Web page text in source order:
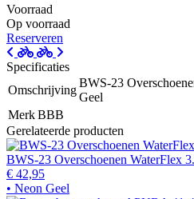
Voorraad
Op voorraad
Reserveren
Specificaties
Omschrijving
BWS-23
Geel
MerkBBB
Gerelateerde producten
BWS-23 Overschoenen WaterFlex
€ 42,95
• Neon Geel